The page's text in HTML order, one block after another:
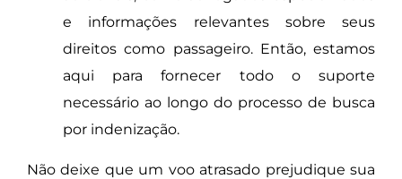
e informações relevantes sobre seus
direitos como passageiro. Então, estamos
aqui para fornecer todo o suporte
necessário ao longo do processo de busca
por indenização.
Não deixe que um voo atrasado prejudique sua